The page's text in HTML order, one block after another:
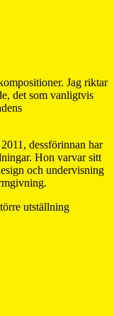
Jag riktar
det som vanligtvis
dessförinnan har
Hon varvar sitt
och undervisning
utställning